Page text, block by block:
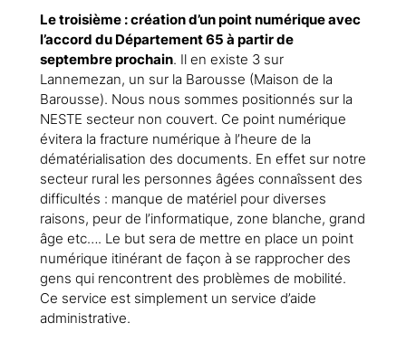
Le troisième : création d’un point numérique avec
l’accord du Département 65 à partir de
septembre prochain. Il en existe 3 sur
Lannemezan, un sur la Barousse (Maison de la
Barousse). Nous nous sommes positionnés sur la
NESTE secteur non couvert. Ce point numérique
évitera la fracture numérique à l’heure de la
dématérialisation des documents. En effet sur notre
secteur rural les personnes âgées connaîssent des
difficultés : manque de matériel pour diverses
raisons, peur de l’informatique, zone blanche, grand
âge etc…. Le but sera de mettre en place un point
numérique itinérant de façon à se rapprocher des
gens qui rencontrent des problèmes de mobilité.
Ce service est simplement un service d’aide
administrative.